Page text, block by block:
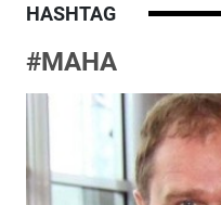
HASHTAG
#MAHA